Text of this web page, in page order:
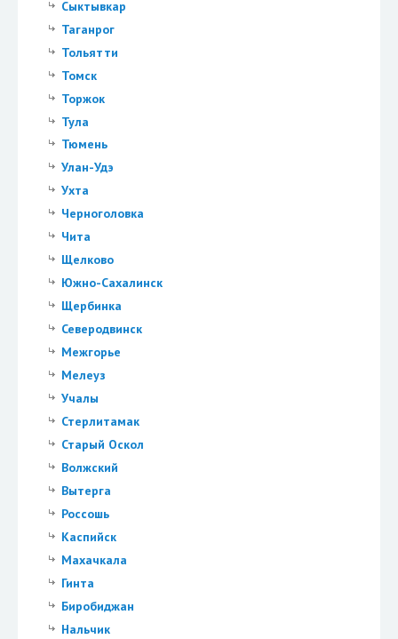
Сыктывкар
Таганрог
Тольятти
Томск
Торжок
Тула
Тюмень
Улан-Удэ
Ухта
Черноголовка
Чита
Щелково
Южно-Сахалинск
Щербинка
Северодвинск
Межгорье
Мелеуз
Учалы
Стерлитамак
Старый Оскол
Волжский
Вытерга
Россошь
Каспийск
Махачкала
Гинта
Биробиджан
Нальчик